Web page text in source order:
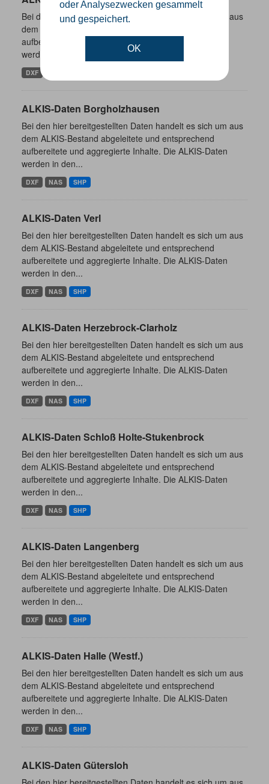
oder Analysezwecken gesammelt
und gespeichert.
OK
Bei den hier bereitgestellten Daten handelt es sich um aus
dem ALKIS-Bestand abgeleitete und entsprechend
aufbereitete und aggregierte Inhalte. Die ALKIS-Daten
werden in den...
DXF
ALKIS-Daten Borgholzhausen
Bei den hier bereitgestellten Daten handelt es sich um aus
dem ALKIS-Bestand abgeleitete und entsprechend
aufbereitete und aggregierte Inhalte. Die ALKIS-Daten
werden in den...
DXF NAS SHP
ALKIS-Daten Verl
Bei den hier bereitgestellten Daten handelt es sich um aus
dem ALKIS-Bestand abgeleitete und entsprechend
aufbereitete und aggregierte Inhalte. Die ALKIS-Daten
werden in den...
DXF NAS SHP
ALKIS-Daten Herzebrock-Clarholz
Bei den hier bereitgestellten Daten handelt es sich um aus
dem ALKIS-Bestand abgeleitete und entsprechend
aufbereitete und aggregierte Inhalte. Die ALKIS-Daten
werden in den...
DXF NAS SHP
ALKIS-Daten Schloß Holte-Stukenbrock
Bei den hier bereitgestellten Daten handelt es sich um aus
dem ALKIS-Bestand abgeleitete und entsprechend
aufbereitete und aggregierte Inhalte. Die ALKIS-Daten
werden in den...
DXF NAS SHP
ALKIS-Daten Langenberg
Bei den hier bereitgestellten Daten handelt es sich um aus
dem ALKIS-Bestand abgeleitete und entsprechend
aufbereitete und aggregierte Inhalte. Die ALKIS-Daten
werden in den...
DXF NAS SHP
ALKIS-Daten Halle (Westf.)
Bei den hier bereitgestellten Daten handelt es sich um aus
dem ALKIS-Bestand abgeleitete und entsprechend
aufbereitete und aggregierte Inhalte. Die ALKIS-Daten
werden in den...
DXF NAS SHP
ALKIS-Daten Gütersloh